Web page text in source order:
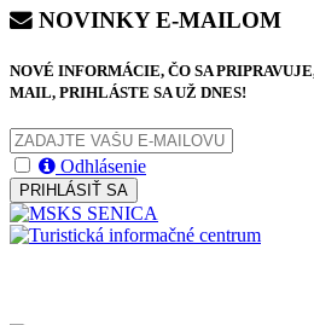
NOVINKY E-MAILOM
NOVÉ INFORMÁCIE, ČO SA
MAIL, PRIHLÁSTE SA UŽ DNES!
Odhlásenie
PRIHLÁSIŤ SA